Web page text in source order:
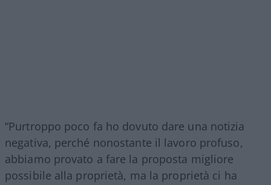
“Purtroppo poco fa ho dovuto dare una notizia
negativa, perché nonostante il lavoro profuso,
abbiamo provato a fare la proposta migliore
possibile alla proprietà, ma la proprietà ci ha